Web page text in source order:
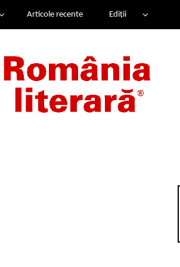
Articole recente Ediții